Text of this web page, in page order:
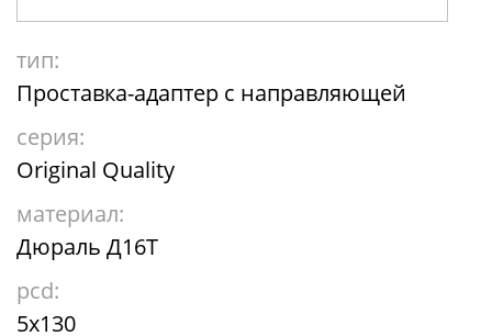
тип:
Проставка-адаптер с направляющей
серия:
Original Quality
материал:
Дюраль Д16Т
pcd:
5x130